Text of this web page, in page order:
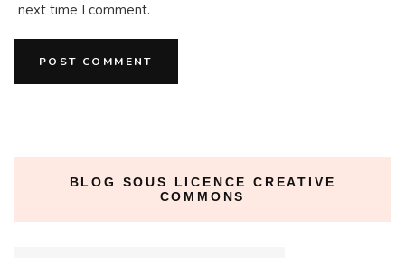
next time I comment.
BLOG SOUS LICENCE CREATIVE
COMMONS